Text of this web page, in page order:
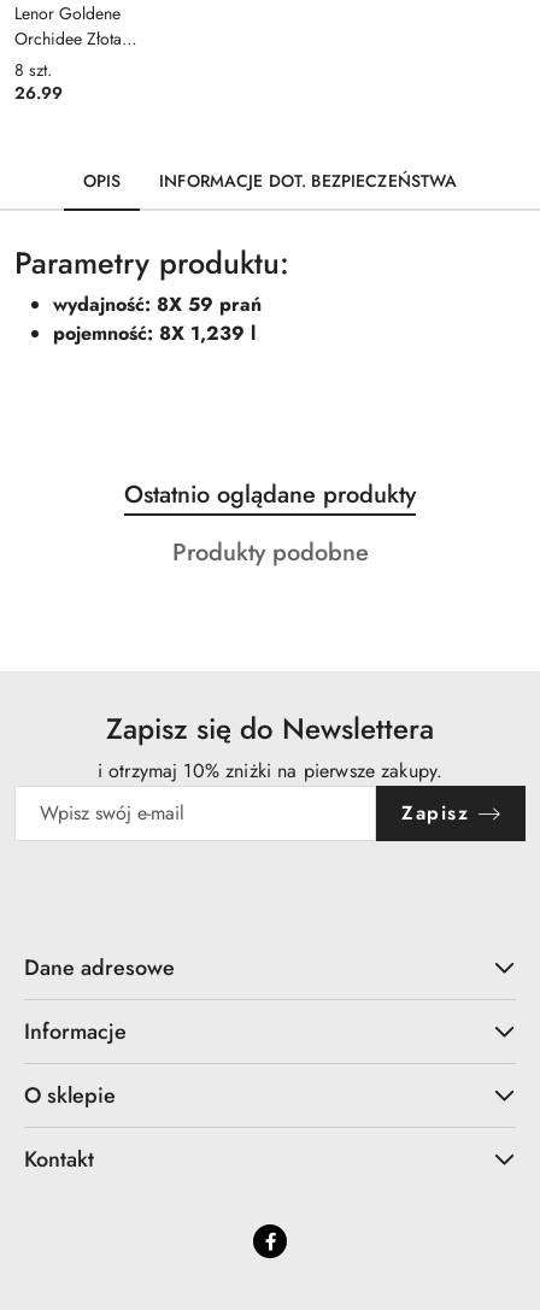
Lenor Goldene
Orchidee Złota
Orchidea Płyn do
Płukania 59 prań
8 szt.
26.99
OPIS INFORMACJE DOT. BEZPIECZEŃSTWA
Parametry produktu:
wydajność: 8X 59 prań
pojemność: 8X 1,239 l
Pomiń karuzelę produktów
Produkty
o
statusie:
Ostatnio oglądane produkty
Produkty
Produkty podobne
Zapisz się do Newslettera
i otrzymaj 10% zniżki na pierwsze zakupy.
Zapisz
Dane adresowe
Informacje
O sklepie
Kontakt